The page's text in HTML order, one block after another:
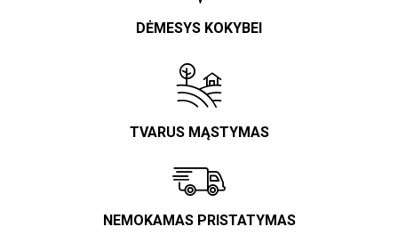
DĖMESYS KOKYBEI
TVARUS MĄSTYMAS
NEMOKAMAS PRISTATYMAS